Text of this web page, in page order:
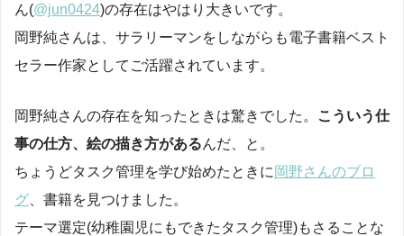
ん(@jun0424)の存在はやはり大きいです。
岡野純さんは、サラリーマンをしながらも電子書籍ベスト
セラー作家としてご活躍されています。
岡野純さんの存在を知ったときは驚きでした。
こういう仕
事の仕方、絵の描き方があるんだ、と。
ちょうどタスク管理を学び始めたときに岡野さんのブロ
グ 、書籍を見つけました。
テーマ選定(幼稚園児にもできたタスク管理)もさることな